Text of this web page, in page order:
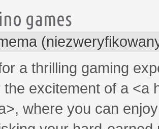
games
a thrilling gaming
the excitement of a <a
where you can